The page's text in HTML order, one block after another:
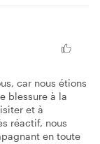
car nous étions
blessure à la
et à
réactif, nous
en toute